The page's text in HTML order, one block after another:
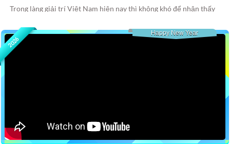
Trong làng giải trí Việt Nam hiện nay thì không khó để nhận thấy
2026
Happy New Year